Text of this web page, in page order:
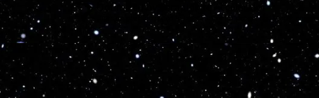
Optimized by Seraphinite Accelerator
Turns on site high speed to be attractive for people and search engines.